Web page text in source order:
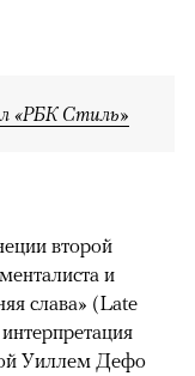
«РБК Стиль»
второй
и
слава» (Late
Уиллем Дефо